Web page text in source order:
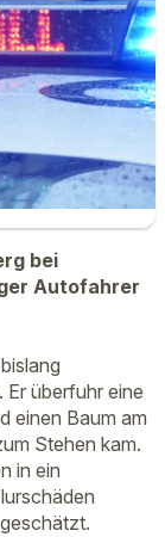
bei
Autofahrer
überfuhr eine
einen Baum am
Stehen kam.
in ein